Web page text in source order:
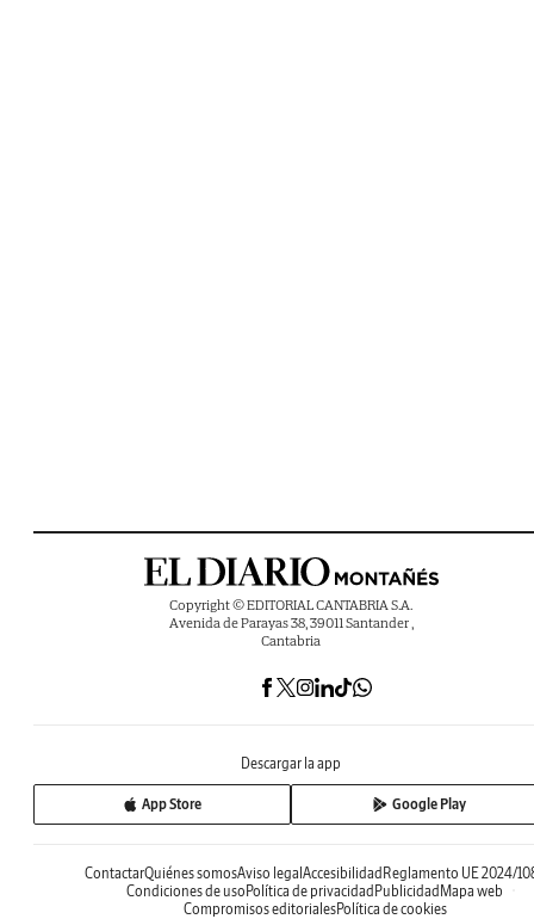
Copyright © EDITORIAL CANTABRIA S.A.
Avenida de Parayas 38, 39011 Santander ,
Cantabria
Descargar la app
App Store Google Play
ContactarQuiénes somosAviso legalAccesibilidadReglamento UE 2024/
Condiciones de usoPolítica de privacidadPublicidadMapa web
Compromisos editorialesPolítica de cookies